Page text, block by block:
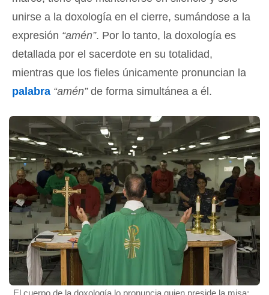
unirse a la doxología en el cierre, sumándose a la
expresión “amén”. Por lo tanto, la doxología es
detallada por el sacerdote en su totalidad,
mientras que los fieles únicamente pronuncian la
palabra “amén”de forma simultánea a él.
El cuerpo de la doxología lo pronuncia quien preside la misa;